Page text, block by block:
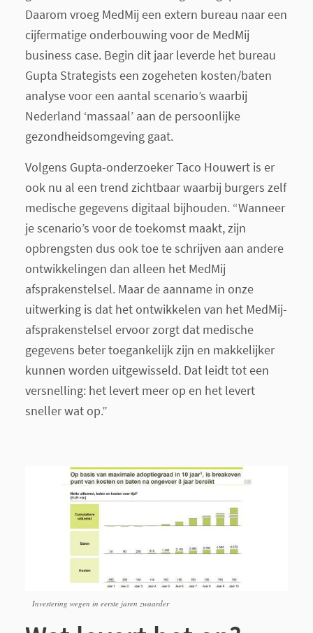
Daarom vroeg MedMij een extern bureau naar een
cijfermatige onderbouwing voor de MedMij
business case. Begin dit jaar leverde het bureau
Gupta Strategists een zogeheten kosten/baten
analyse voor een aantal scenario’s waarbij
Nederland ‘massaal’ aan de persoonlijke
gezondheidsomgeving gaat.
Volgens Gupta-onderzoeker Taco Houwert is er
ook nu al een trend zichtbaar waarbij burgers zelf
medische gegevens digitaal bijhouden. “Wanneer
je scenario’s voor de toekomst maakt, zijn
opbrengsten dus ook toe te schrijven aan andere
ontwikkelingen dan alleen het MedMij
afsprakenstelsel. Maar de aanname in onze
uitwerking is dat het ontwikkelen van het MedMij-
afsprakenstelsel ervoor zorgt dat medische
gegevens beter toegankelijk zijn en makkelijker
kunnen worden uitgewisseld. Dat leidt tot een
versnelling: het levert meer op en het levert
sneller wat op.”
Investering wegen in eerste jaren zwaarder